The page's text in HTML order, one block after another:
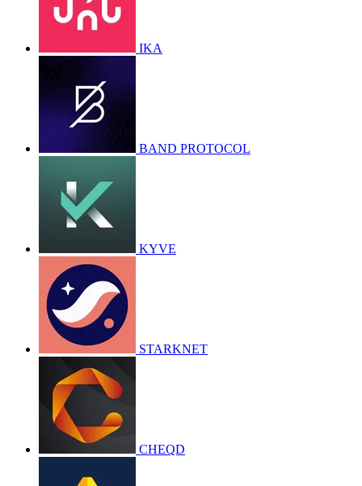
IKA
BAND PROTOCOL
KYVE
STARKNET
CHEQD